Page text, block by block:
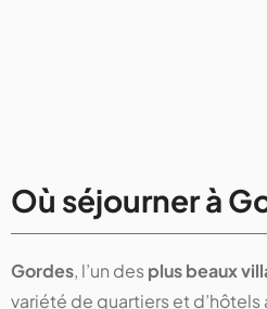
Où séjourner à
Gordes, l’un desplus beaux
variété de quartiers et